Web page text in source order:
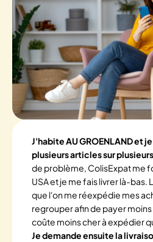
J'habite AU GROENLAND et
plusieurs articles sur
de problème, ColisExpat me
USA et je me fais livrer là-bas.
que l'on me réexpédie mes
regrouper afin de payer moins
coûte moins cher à expédier
Je demande ensuite la